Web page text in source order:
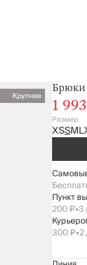
Крупнее
Брюки
1
Размер
XSSML
Пункт
200 ₽•3
300 ₽•2